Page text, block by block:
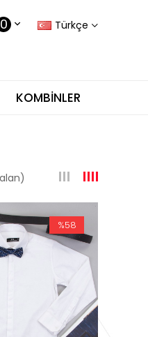
Türkçe
0
KOMBINLER
%58